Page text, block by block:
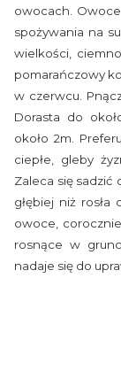
owocach.
spożywania na
wielkości,
pomarańczowy
w czerwcu.
Dorasta do
około 2m.
ciepłe, gleby
Zaleca się sadzić
głębiej niż rosła
owoce,
rosnące w
nadaje się do